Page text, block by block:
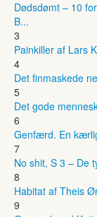
Dødsdømt – 10
B...
3
Painkiller af Lars
4
Det finmaskede
5
Det gode
6
Genfærd. En
7
No shit, S 3 – De
8
Habitat af Theis
9